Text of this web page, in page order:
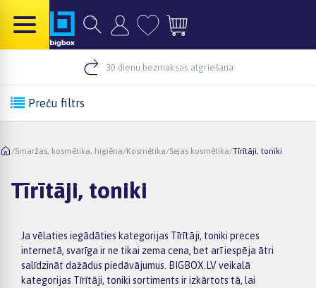
30 dienu bezmaksas atgriešana
Preču filtrs
/Smaržas, kosmētika, higiēna/Kosmētika/Sejas kosmētika/Tīrītāji, toniki
Tīrītāji, toniki
Ja vēlaties iegādāties kategorijas Tīrītāji, toniki preces
internetā, svarīga ir ne tikai zema cena, bet arī iespēja ātri
salīdzināt dažādus piedāvājumus. BIGBOX.LV veikalā
kategorijas Tīrītāji, toniki sortiments ir izkārtots tā, lai